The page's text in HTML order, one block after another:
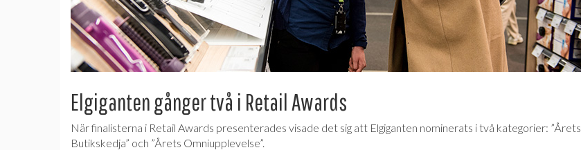
Elgiganten gånger två i Retail Awards
När finalisterna i Retail Awards presenterades visade det sig att Elgiganten nominerats i två kategorier: ”Årets
Butikskedja” och ”Årets Omniupplevelse”.